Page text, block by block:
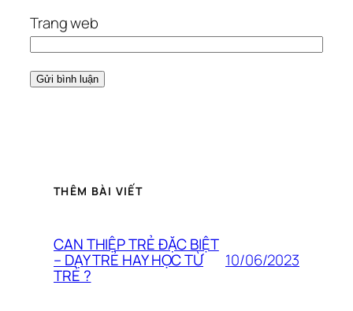
Trang web
THÊM BÀI VIẾT
CAN THIỆP TRẺ ĐẶC BIỆT
– DẠY TRẺ HAY HỌC TỪ
TRẺ ?
10/06/2023